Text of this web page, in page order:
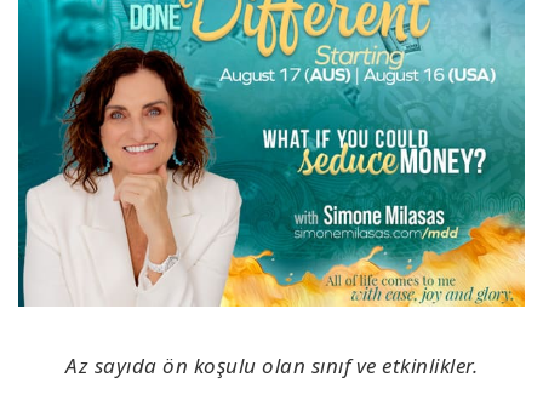
Az sayıda ön koşulu olan sınıf ve etkinlikler.